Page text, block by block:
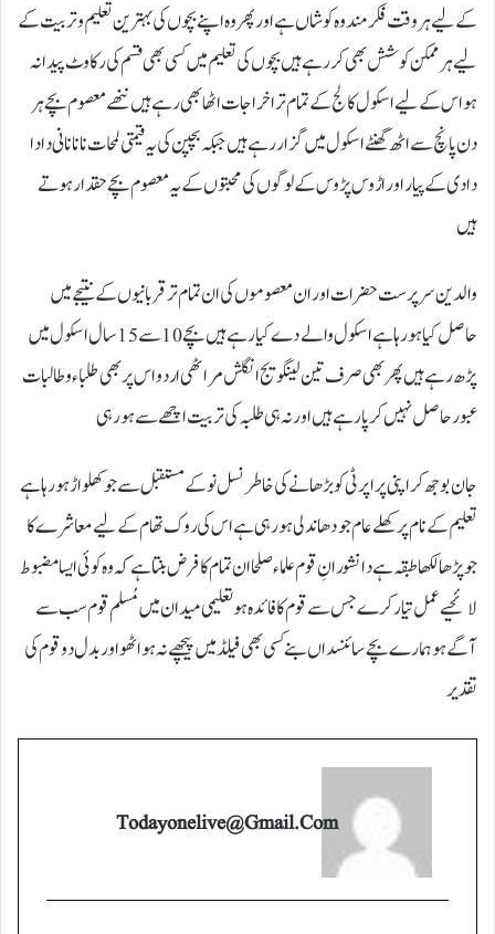
کے لیے ہر وقت فکرمند وہ کوشاں ہے اور پھر وہ اپنے بچوں کی بہترین تعلیم و تربیت کے
لیے ہر ممکن کوشش بھی کر رہے ہیں بچوں کی تعلیم میں کسی بھی قسم کی رکاوٹ پیدا نہ
ہو اس کے لیے اسکول کالج کے تمام تر اخراجات اٹھا بھی رہے ہیں ننھے معصوم بچے ہر
دن پانچ سے اٹھ گھنٹے اسکول میں گزار رہے ہیں جبکہ بچپن کی یہ قیمتی لمحات نانا نانی دادا
دادی کے پیار اور اڑوس پڑوس کے لوگوں کی محبتوں کے یہ معصوم بچے حقدار ہوتے
ہیں
والدین سرپرست حضرات اور ان معصوموں کی ان تمام تر قربانیوں کے نتیجے میں
حاصل کیا ہو رہا ہے اسکول والے دے کیا رہے ہیں بچے 10 سے 15 سال اسکول میں
پڑھ رہے ہیں پھر بھی صرف تین لینگویج انگلش مراٹھی اردو اس پر بھی طلباء و طالبات
عبور حاصل نہیں کرپا رہے ہیں اور نہ ہی طلبہ کی تربیت اچھے سے ہو رہی
جان بوجھ کر اپنی پراپرٹی کو بڑھانے کی خاطرنسل نو کے مستقبل سے جو کھلواڑ ہو رہا ہے
تعلیم کے نام پر کھلے عام جو دھاندلی ہو رہی ہے اس کی روک تھام کے لیے معاشرے کا
جو پڑھا لکھا طبقہ ہے دانشورانِ قوم علماء صلحا ان تمام کا فرض بنتا ہے کہ وہ کوئی ایسا مضبوط
لائحيے عمل تیار کرے جس سے قوم کا فائدہ ہو تعلیمی میدان میں مُسلم قوم سب سے
آگے ہو ہمارے بچے سائنسداں بنے کسی بھی فیلڈ میں پیچھے نہ ہو اٹھو اور بدل دو قوم کی
تقدیر
Todayonelive@gmail.com